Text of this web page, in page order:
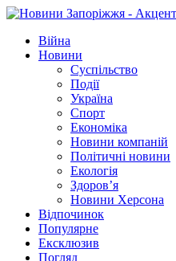
Війна
Новини
Суспільство
Події
Україна
Спорт
Економіка
Новини компаній
Політичні новини
Екологія
Здоров’я
Новини Херсона
Відпочинок
Популярне
Ексклюзив
Погляд